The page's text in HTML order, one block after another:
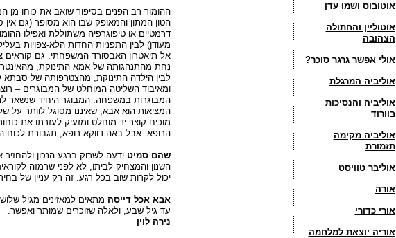
אוטובוס ושמו עדן
אוטוליין והחתולה
הצהובה
אולי אפשר גרגר סוכר?
אוליביה המרגלת
אוליביה והנסיכות
בוורוד
אוליביה מקימה
תזמורת
אוליבר טוויסט
אורה
אורי כדורי
אוריה יוצאת למלחמה
ההומור רב הפנים בסיפור שואב את כוחו מן
הטון המתון והמאופק שבו הוא מסופר (גם אין
דרמטיים או טיפוגרפיה משתוללת ואפילו
מעודן) לבין התפניות החדות הלא-צפויות
אל תיאטרון האבסורד המשפחתי. גם קוראים
נחת מהתנהגותה של אמא התינוקת,
לבין הילדה התינוקת, מהצטרפותה של סבתא
ומאיבוד השליטה המוחלט של המבוגרים –
המבוגרוֹת במשפחה. המבוגר היחיד שנשאר
המציאות הוא אבא, שאיננו מסוגל לוותר על
מוכיח קוצר יד מוחלט ומזעיק לעזרתו את
הרופא. אבל באה דווקא רופא, תגבורת לכוח
שהם סמיט ידעה לשרוק ברגע הנכון ולהחזיר
השנון והמצחיק לביתו, לא לפני שרמזה
יכול לקרות שוב בכל רגע. זה רק עניין של
אבא אכל דייסה מתאים למאזינים מגיל שלוש
עד גיל שבע, ולאלה שזוכרים שמותר ואפשר.
נירה לוין